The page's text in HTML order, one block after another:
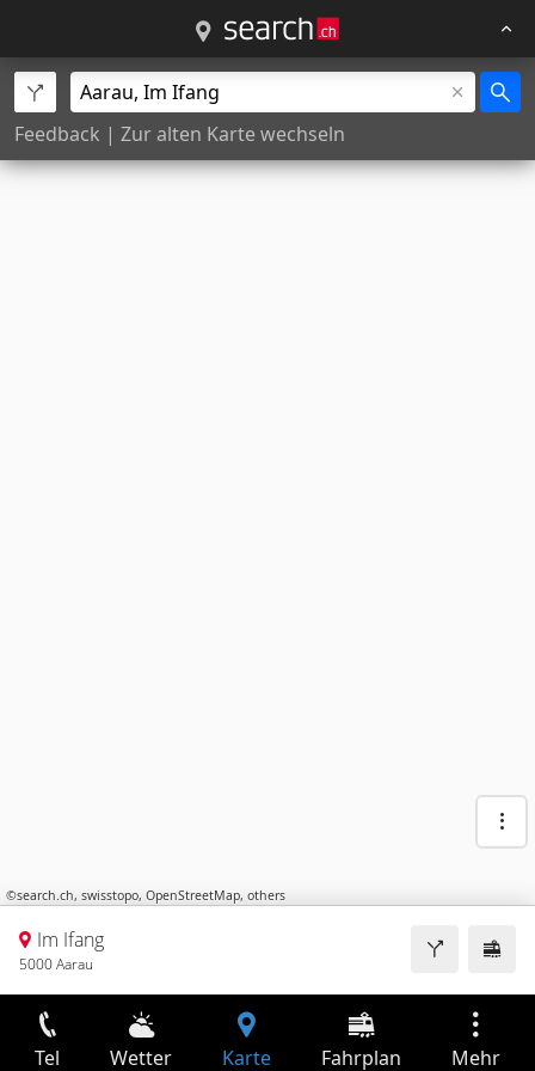
Feedback | Zur alten Karte wechseln
©search.ch, swisstopo, OpenStreetMap, others
Im Ifang
5000 Aarau
Tel Wetter Karte Fahrplan Mehr